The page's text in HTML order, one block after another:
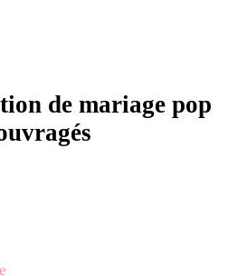
de mariage pop